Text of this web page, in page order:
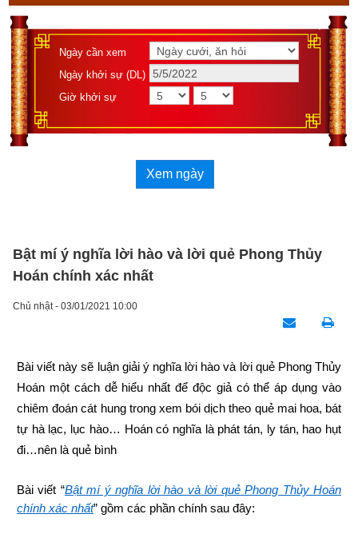
Ngày cần xem
Ngày khởi sự (DL)
Giờ khởi sự
Xem ngày
Bật mí ý nghĩa lời hào và lời quẻ Phong Thủy
Hoán chính xác nhất
Chủ nhật - 03/01/2021 10:00
Bài viết này sẽ luận giải ý nghĩa lời hào và lời quẻ Phong Thủy
Hoán một cách dễ hiểu nhất để độc giả có thể áp dụng vào
chiêm đoán cát hung trong xem bói dịch theo quẻ mai hoa, bát
tự hà lạc, lục hào… Hoán có nghĩa là phát tán, ly tán, hao hụt
đi…nên là quẻ bình
Bài viết “Bật mí ý nghĩa lời hào và lời quẻ Phong Thủy Hoán
chính xác nhất” gồm các phần chính sau đây: